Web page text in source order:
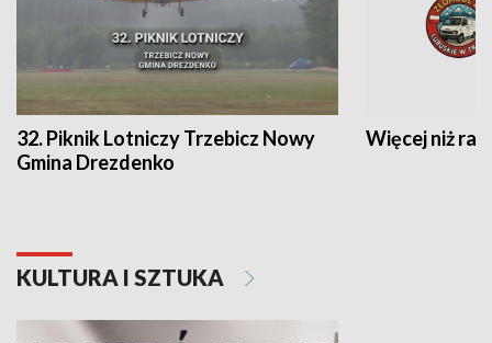
32. Piknik Lotniczy Trzebicz Nowy
Gmina Drezdenko
Więcej niż rajd
KULTURA I SZTUKA